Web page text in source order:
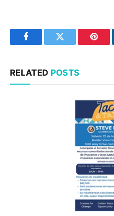
FacebookTwitter
RELATED POSTS